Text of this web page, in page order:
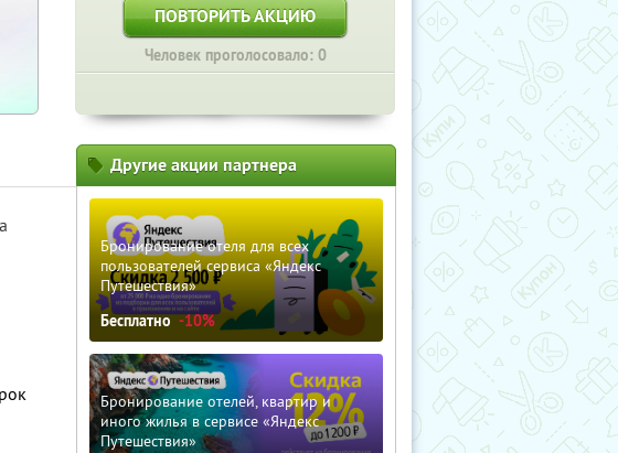
ПОВТОРИТЬ АКЦИЮ
Человек проголосовало: 0
Другие акции партнера
Бронирование отеля для всех
пользователей сервиса «Яндекс
Путешествия»
Бесплатно -10%
Бронирование отелей, квартир и
иного жилья в сервисе «Яндекс
Путешествия»